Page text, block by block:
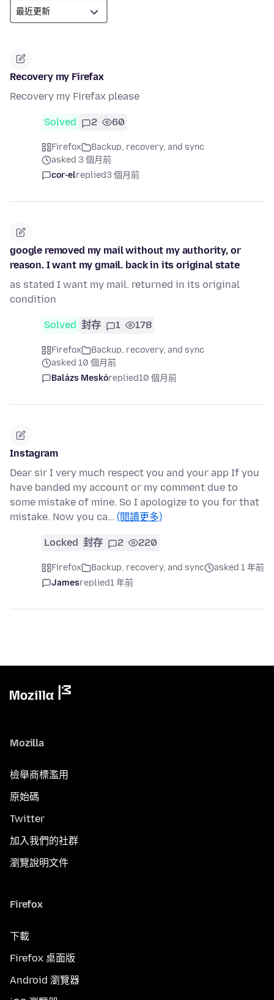
Recovery my Firefax
Recovery my Firefax please
Solved 2 60
Firefox
Backup, recovery, and sync
asked 3 個月前
cor-elreplied3 個月前
google removed my mail without my authority, or
reason. I want my gmail. back in its original state
as stated I want my mail. returned in its original
condition
Solved 封存 1 178
Firefox
Backup, recovery, and sync
asked 10 個月前
Balázs Meskóreplied10 個月前
Instagram
Dear sir I very much respect you and your app If you
have banded my account or my comment due to
some mistake of mine. So I apologize to you for that
mistake. Now you ca… (閱讀更多)
Locked 封存 2 220
Firefox Backup, recovery, and sync
asked 1 年前
Jamesreplied1 年前
Mozilla
檢舉商標濫用
原始碼
Twitter
加入我們的社群
瀏覽說明文件
Firefox
下載
Firefox 桌面版
Android 瀏覽器